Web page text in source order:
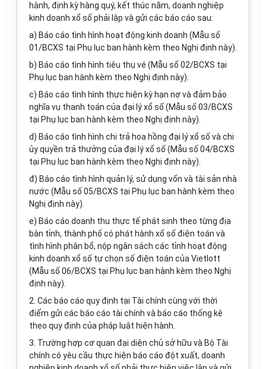
hành, định kỳ hàng quý, kết thúc năm, doanh nghiệp
kinh doanh xổ số phải lập và gửi các báo cáo sau:
a) Báo cáo tình hình hoạt động kinh doanh (Mẫu số
01/BCXS tại Phụ lục ban hành kèm theo Nghị định này).
b) Báo cáo tình hình tiêu thụ vé (Mẫu số 02/BCXS tại
Phụ lục ban hành kèm theo Nghị định này).
c) Báo cáo tình hình thực hiện kỳ hạn nợ và đảm bảo
nghĩa vụ thanh toán của đại lý xổ số (Mẫu số 03/BCXS
tại Phụ lục ban hành kèm theo Nghị định này).
d) Báo cáo tình hình chi trả hoa hồng đại lý xổ số và chi
ủy quyền trả thưởng của đại lý xổ số (Mẫu số 04/BCXS
tại Phụ lục ban hành kèm theo Nghị định này).
đ) Báo cáo tình hình quản lý, sử dụng vốn và tài sản nhà
nước (Mẫu số 05/BCXS tại Phụ lục ban hành kèm theo
Nghị định này).
e) Báo cáo doanh thu thực tế phát sinh theo từng địa
bàn tỉnh, thành phố có phát hành xổ số điện toán và
tình hình phân bổ, nộp ngân sách các tỉnh hoạt động
kinh doanh xổ số tự chọn số điện toán của Viet ott
(Mẫu số 06/BCXS tại Phụ lục ban hành kèm theo Nghị
định này).
2. Các báo cáo quy định tại Tài chính cùng với thời
điểm gửi các báo cáo tài chính và báo cáo thống kê
theo quy định của pháp luật hiện hành.
3. Trường hợp cơ quan đại diện chủ sở hữu và Bộ Tài
chính có yêu cầu thực hiện báo cáo đột xuất, doanh